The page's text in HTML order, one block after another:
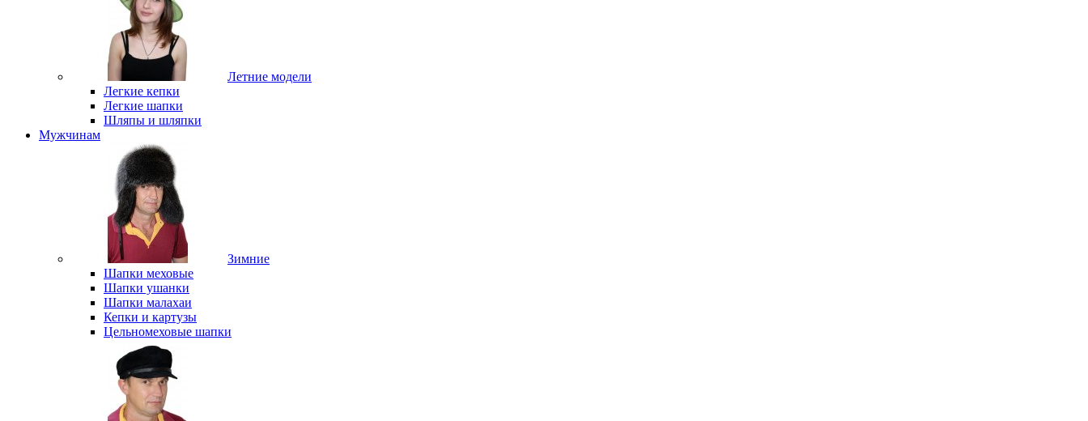
Летние модели
Легкие кепки
Легкие шапки
Шляпы и шляпки
Мужчинам
Зимние
Шапки меховые
Шапки ушанки
Шапки малахаи
Кепки и картузы
Цельномеховые шапки